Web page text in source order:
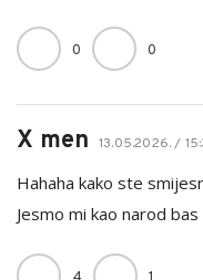
0 0
X men 13.05.2026. /
Hahaha kako ste
Jesmo mi kao narod